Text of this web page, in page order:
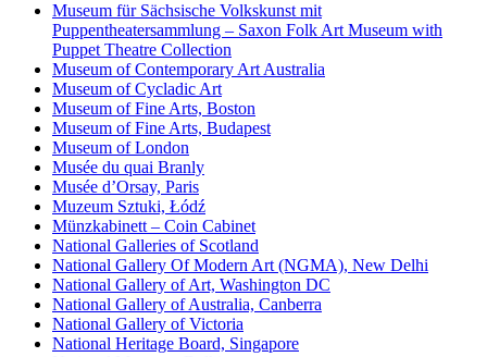
Museum für Sächsische Volkskunst mit
Puppentheatersammlung – Saxon Folk Art Museum with
Puppet Theatre Collection
Museum of Contemporary Art Australia
Museum of Cycladic Art
Museum of Fine Arts, Boston
Museum of Fine Arts, Budapest
Museum of London
Musée du quai Branly
Musée d’Orsay, Paris
Muzeum Sztuki, Łódź
Münzkabinett – Coin Cabinet
National Galleries of Scotland
National Gallery Of Modern Art (NGMA), New Delhi
National Gallery of Art, Washington DC
National Gallery of Australia, Canberra
National Gallery of Victoria
National Heritage Board, Singapore